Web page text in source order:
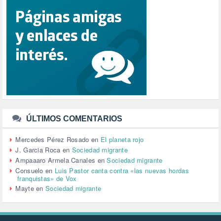
RELIGIÓN (114)
REPUBLICA (1)
SALUD (108)
SENSIBILIZACIÓN (576)
SINDICATOS (12)
TTIP (6)
URBANISMO (1)
URBANIZACIÓN (1)
VEJEZ (1)
VENEZUELA (3)
VENEZULA (1)
VIAJES (1)
VIOLENCIA (2)
VIOLENCIA DE GÉNERO (223)
VIVIENDA (9)
VOLODIMIR ZELENSKY (1)
ÚLTIMOS COMENTARIOS
Mercedes Pérez Rosado en El planeta rojo
J. Garcia Roca en Sociedad migrante
Ampaaaro Armela Canales enSociedad migrante
Consuelo en Luis Pastor canta contra «las nuevas hordas
franquistas» de Vox
MayteenSociedad migrante